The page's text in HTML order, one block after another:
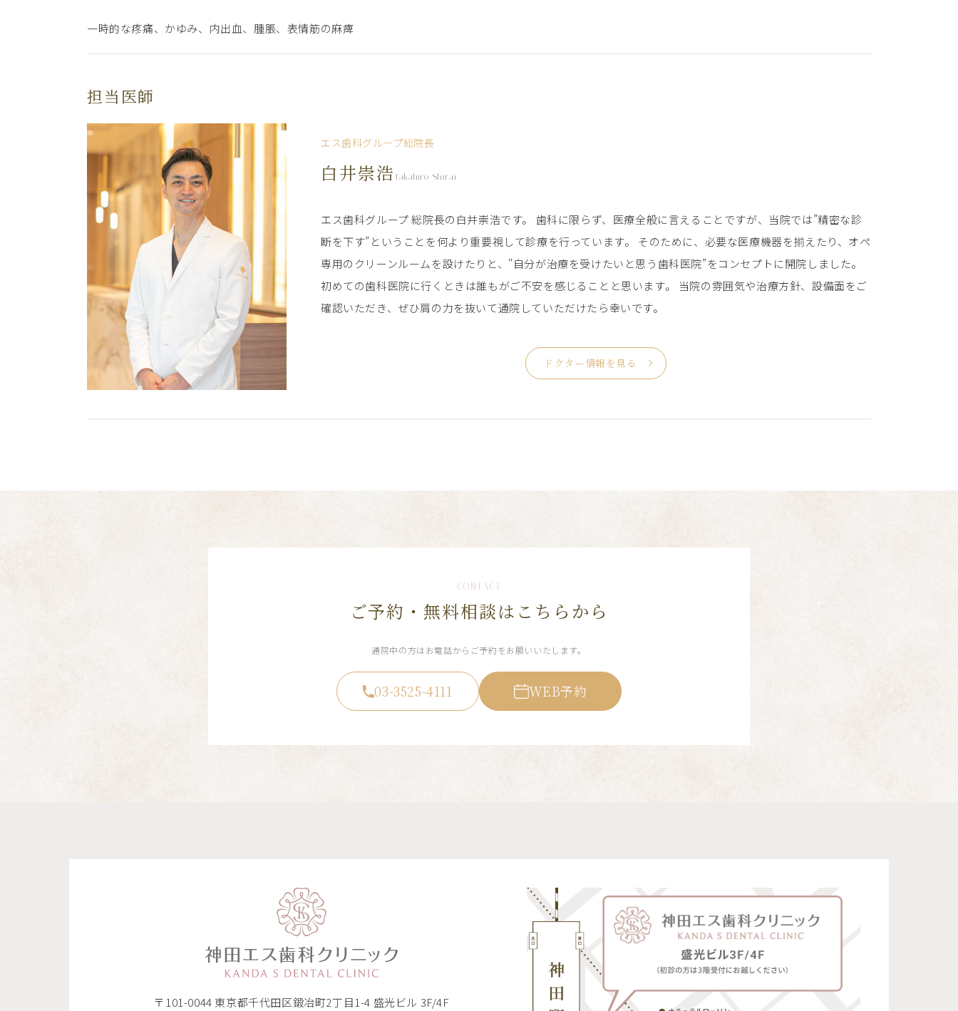
一時的な疼痛、かゆみ、内出血、腫脹、表情筋の麻痺
担当医師
エス歯科グループ総院長
白井崇浩 Takahiro Shirai
エス歯科グループ 総院長の白井崇浩です。 歯科に限らず、医療全般に言えることですが、当院では”精密な診
断を下す”ということを何より重要視して診療を行っています。 そのために、必要な医療機器を揃えたり、オペ
専用のクリーンルームを設けたりと、"自分が治療を受けたいと思う歯科医院”をコンセプトに開院しました。
初めての歯科医院に行くときは誰もがご不安を感じることと思います。 当院の雰囲気や治療方針、設備面をご
確認いただき、ぜひ肩の力を抜いて通院していただけたら幸いです。
ドクター情報を見る
CONTACT
ご予約・無料相談は こちらから
通院中の方はお電話からご予約をお願いいたします。
03-3525-4111 WEB予約
〒101-0044 東京都千代田区鍛冶町2丁目1-4 盛光ビル 3F/4F